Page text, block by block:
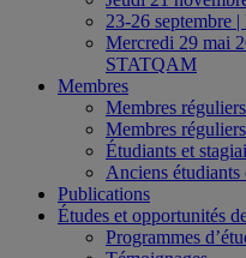
23-26 septembre
Mercredi 29 mai
STATQAM
Membres
Membres
Membres
Étudiants et
Anciens étudiants
Publications
Études et opportunités
Programmes